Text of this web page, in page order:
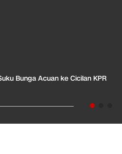
Bunga Acuan ke Cicilan KPR